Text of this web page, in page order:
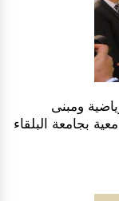
ومبنى
بجامعة البلقاء